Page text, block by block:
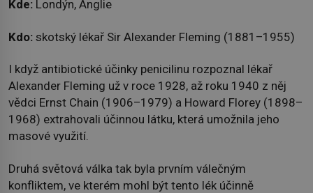
Kde: Londýn, Anglie
Kdo: skotský lékař Sir Alexander Fleming (1881–1955)
I když antibiotické účinky penicilinu rozpoznal lékař
Alexander Fleming už v roce 1928, až roku 1940 z něj
vědci Ernst Chain (1906–1979) a Howard Florey (1898–
1968) extrahovali účinnou látku, která umožnila jeho
masové využití.
Druhá světová válka tak byla prvním válečným
konfliktem, ve kterém mohl být tento lék účinně